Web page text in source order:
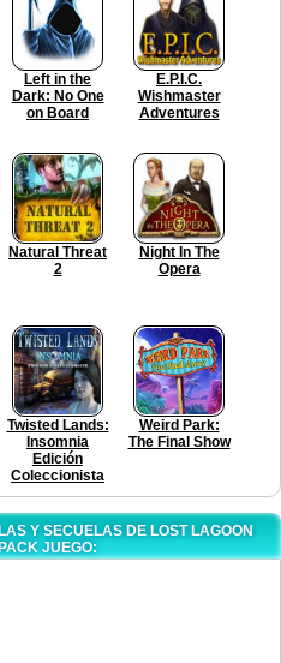
Left in the
Dark: No One
on Board
E.P.I.C.
Wishmaster
Adventures
Natural Threat
2
Night In The
Opera
Twisted Lands:
Insomnia
Edición
Coleccionista
Weird Park:
The Final Show
Y SECUELAS DE LOST LAGOON
JUEGO: